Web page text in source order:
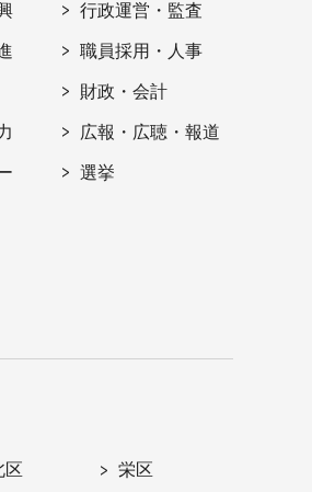
行政運営・監査
職員採用・人事
財政・会計
広報・広聴・報道
選挙
区 栄区